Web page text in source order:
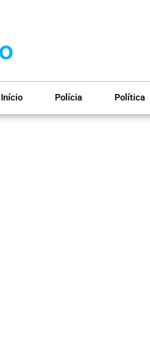
Início Polícia Política